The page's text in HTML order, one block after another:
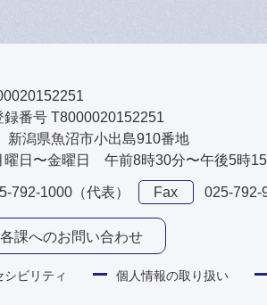
録番号 T8000020152251
潟県魚沼市小出島910番地
曜日〜金曜日 午前8時30分〜午後5時15
792-1000（代表） Fax 025-792-
各課へのお問い合わせ
シビリティ 個人情報の取り扱い